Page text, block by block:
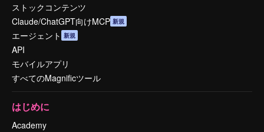
ストックコンテンツ
Claude/ChatGPT向けMCP 新規
エージェント 新規
API
モバイルアプリ
すべてのMagnificツール
はじめに
Academy